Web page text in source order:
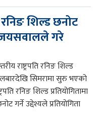
रनिङ शिल्ड छनोट
जयसवालले गरे
राष्ट्रपति रनिङ शिल्ड
सिमरामा सुरु भएको
रनिङ शिल्ड प्रतियोगितामा
गर्ने उद्देश्यले प्रतियोगिता